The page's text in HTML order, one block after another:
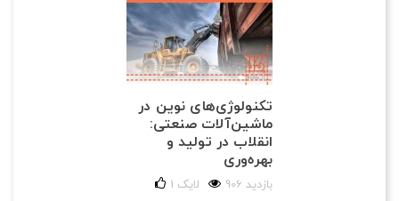
تکنولوژی‌های نوین در
ماشین‌آلات صنعتی:
انقلاب در تولید و
بهره‌وری
906 بازدید 1 لایک